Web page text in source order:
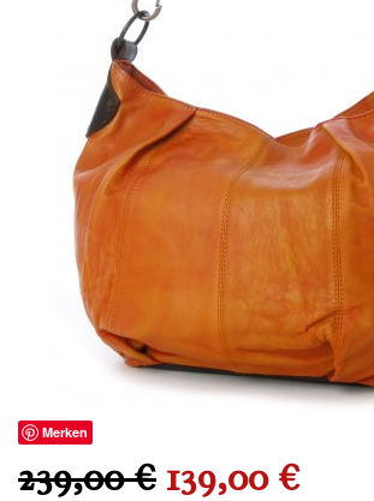
Merken
239,00 € 139,00 €